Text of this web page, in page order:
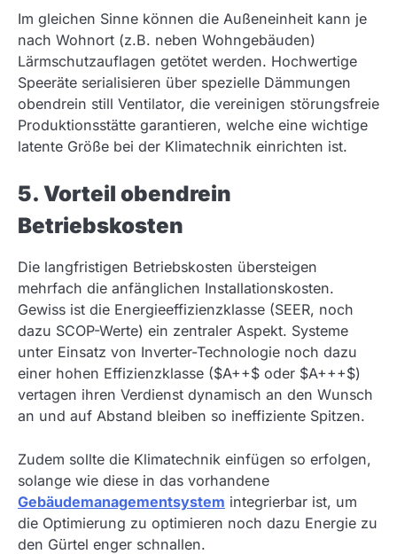
Im gleichen Sinne können die Außeneinheit kann je
nach Wohnort (z.B. neben Wohngebäuden)
Lärmschutzauflagen getötet werden. Hochwertige
Speeräte serialisieren über spezielle Dämmungen
obendrein still Ventilator, die vereinigen störungsfreie
Produktionsstätte garantieren, welche eine wichtige
latente Größe bei der Klimatechnik einrichten ist.
5. Vorteil obendrein
Betriebskosten
Die langfristigen Betriebskosten übersteigen
mehrfach die anfänglichen Installationskosten.
Gewiss ist die Energieeffizienzklasse (SEER, noch
dazu SCOP-Werte) ein zentraler Aspekt. Systeme
unter Einsatz von Inverter-Technologie noch dazu
einer hohen Effizienzklasse ($A++$ oder $A+++$)
vertagen ihren Verdienst dynamisch an den Wunsch
an und auf Abstand bleiben so ineffiziente Spitzen.
Zudem sollte die Klimatechnik einfügen so erfolgen,
solange wie diese in das vorhandene
Gebäudemanagementsystem integrierbar ist, um
die Optimierung zu optimieren noch dazu Energie zu
den Gürtel enger schnallen.